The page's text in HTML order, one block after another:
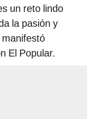
un reto lindo
la pasión y
El Popular.